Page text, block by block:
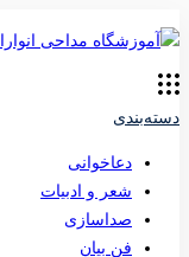
دسته‌بندی
دعاخوانی
شعر و ادبیات
صداسازی
فن بیان